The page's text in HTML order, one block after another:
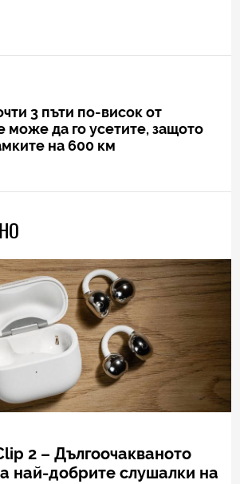
3 пъти по-висок от
може да го усетите, защото
на 600 км
2 – Дългоочакваното
най-добрите слушалки на